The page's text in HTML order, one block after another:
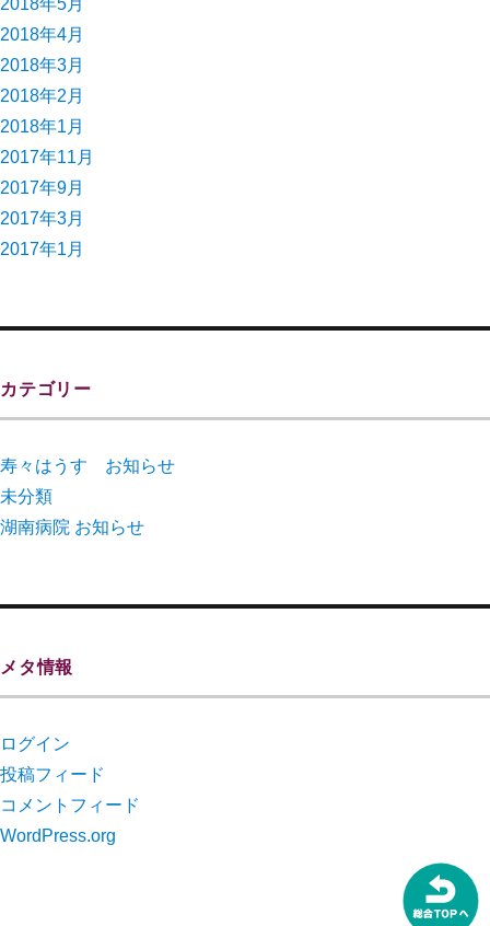
2018年5月
2018年4月
2018年3月
2018年2月
2018年1月
2017年11月
2017年9月
2017年3月
2017年1月
カテゴリー
寿々はうす お知らせ
未分類
湖南病院 お知らせ
メタ情報
ログイン
投稿フィード
コメントフィード
WordPress.org